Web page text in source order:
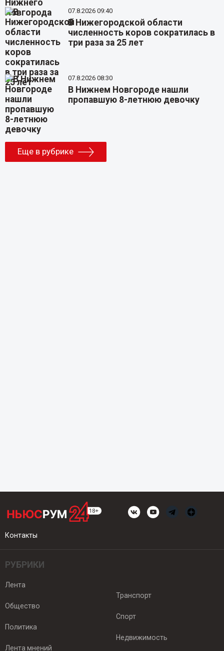
07.8.2026 09:40
В Нижегородской области
численность коров сократилась в
три раза за 25 лет
07.8.2026 08:30
В Нижнем Новгороде нашли
пропавшую 8-летнюю девочку
Еще в рубрике
Контакты
РУБРИКИ
Лента
Общество
Политика
Лента мнений
Транспорт
Спорт
Недвижимость